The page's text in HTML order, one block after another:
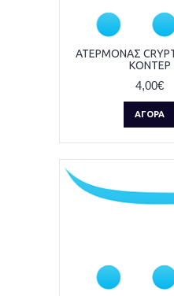
ΑΤΕΡΜΟΝΑΣ
ΚΟΝΤΕΡ
4,00€
ΑΓΟΡΆ